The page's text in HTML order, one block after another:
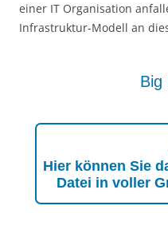
einer IT Organisation
Infrastruktur-Modell an
Big
Hier können Sie
Datei in voller